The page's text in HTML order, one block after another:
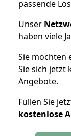
passende
Unser
haben viele
Sie möchten
Sie sich jetzt
Angebote.
Füllen Sie
kostenlose